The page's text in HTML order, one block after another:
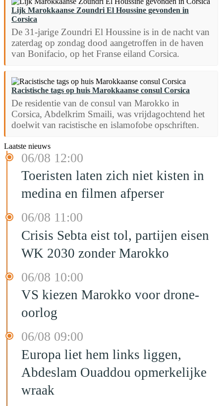
Lijk Marokkaanse Zoundri El Houssine gevonden in
Corsica
De 31-jarige Zoundri El Houssine is in de nacht van
zaterdag op zondag dood aangetroffen in de haven
van Bonifacio, op het Franse eiland Corsica.
Racistische tags op huis Marokkaanse consul Corsica
De residentie van de consul van Marokko in
Corsica, Abdelkrim Smaili, was vrijdagochtend het
doelwit van racistische en islamofobe opschriften.
Laatste nieuws
06/08 12:00
Toeristen laten zich niet kisten in
medina en filmen afperser
06/08 11:00
Crisis Sebta eist tol, partijen eisen
WK 2030 zonder Marokko
06/08 10:00
VS kiezen Marokko voor drone-
oorlog
06/08 09:00
Europa liet hem links liggen,
Abdeslam Ouaddou opmerkelijke
wraak